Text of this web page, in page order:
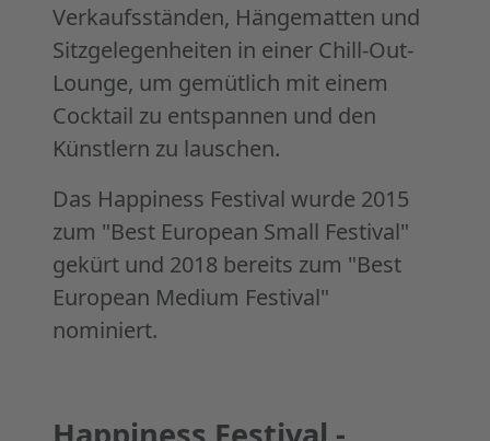
Verkaufsständen, Hängematten und
Sitzgelegenheiten in einer Chill-Out-
Lounge, um gemütlich mit einem
Cocktail zu entspannen und den
Künstlern zu lauschen.
Das Happiness Festival wurde 2015
zum "Best European Small Festival"
gekürt und 2018 bereits zum "Best
European Medium Festival"
nominiert.